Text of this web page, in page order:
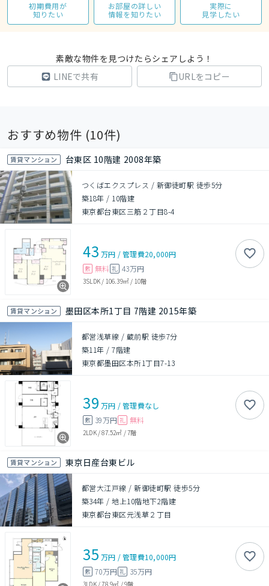
初期費用が
知りたい
お部屋の詳しい
情報を知りたい
実際に
見学したい
素敵な物件を見つけたらシェアしよう！
LINEで共有
URLをコピー
おすすめ物件 (10件)
賃貸マンション 台東区 10階建 2008年築
つくばエクスプレス / 新御徒町駅 徒歩5分
築18年 / 10階建
東京都台東区三筋２丁目8-4
43 万円 /管理費20,000円
敷 無料 礼 43万円
3SLDK / 106.39㎡ / 10階
賃貸マンション 墨田区本所1丁目 7階建 2015年築
都営浅草線 / 蔵前駅 徒歩7分
築11年 /7階建
東京都墨田区本所1丁目7-13
39 万円 /管理費なし
敷 39万円 礼 無料
2LDK/87.52㎡ /7階
賃貸マンション 東京日産台東ビル
都営大江戸線 / 新御徒町駅 徒歩5分
築34年 /地上10階地下2階建
東京都台東区元浅草２丁目
35 万円 /管理費10,000円
敷 70万円 礼 35万円
3LDK/78.9㎡ /9階